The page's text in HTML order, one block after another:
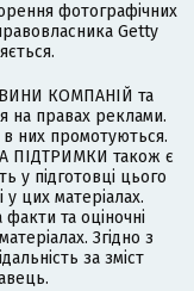
фотографічних
Getty
КОМПАНІЙ та
на правах реклами.
в них промотуються.
ПІДТРИМКИ також є
у підготовці цього
у цих матеріалах.
факти та оціночні
Згідно з
за зміст